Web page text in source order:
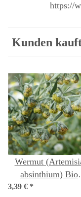
https://
Kunden
Wermut
absinthium) Bio
3,39 € *